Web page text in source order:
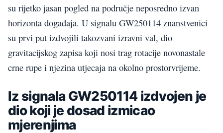
su rijetko jasan pogled na područje neposredno izvan
horizonta događaja. U signalu GW250114 znanstvenici
su prvi put izdvojili takozvani izravni val, dio
gravitacijskog zapisa koji nosi trag rotacije novonastale
crne rupe i njezina utjecaja na okolno prostorvrijeme.
Iz signala GW250114 izdvojen je
dio koji je dosad izmicao
mjerenjima